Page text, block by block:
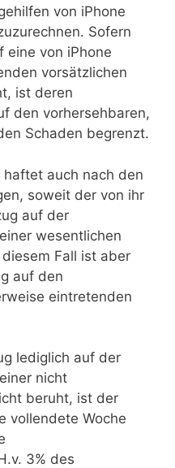
von iPhone
Sofern
eine von iPhone
vorsätzlichen
ist deren
den vorhersehbaren,
Schaden begrenzt.
haftet auch nach den
soweit der von ihr
auf der
wesentlichen
Fall ist aber
auf den
eintretenden
lediglich auf der
nicht
beruht, ist der
vollendete Woche
3% des